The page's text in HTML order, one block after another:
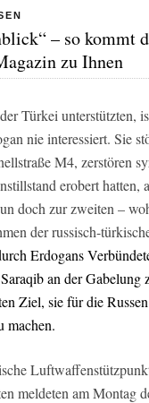
– so kommt
zu Ihnen
Türkei unterstützten,
nie interessiert. Sie
M4, zerstören
erobert hatten,
doch zur zweiten –
der russisch-
Erdogans
an der
Ziel, sie für die
machen.
meldeten am Montag